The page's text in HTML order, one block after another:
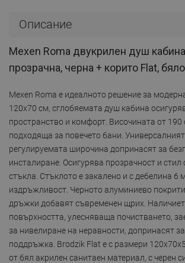
Описание
Mexen Roma двукрилен душ
прозрачна, черна + корито Flat, бяло
Mexen Roma е идеалното решение за
120x70 см, сглобяемата душ кабина
пространство и комфорт. Височината от 190
подходяща за повечето бани.
регулируемата широчина допринасят за
инсталиране. Осигурява прозрачност и стил
стъкла. Стъклото е закалено и с дебелина 6
издръжливост. Черното алуминиево
дръжки добавят съвременен щрих.
повърхността, улесняваща почистването,
за нивелиране на неравности, допринасят
поддръжка. Brodzik Flat е с размери
от бял акрилен санитаен материал, с черен